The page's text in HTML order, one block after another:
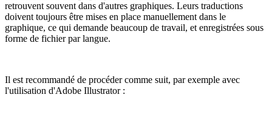
retrouvent souvent dans d'autres graphiques. Leurs traductions
doivent toujours être mises en place manuellement dans le
graphique, ce qui demande beaucoup de travail, et enregistrées sous
forme de fichier par langue.
Il est recommandé de procéder comme suit, par exemple avec
l'utilisation d'Adobe Illustrator :